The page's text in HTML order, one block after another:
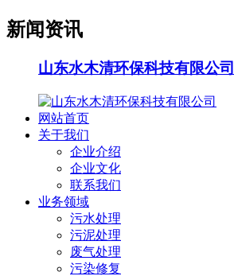
新闻资讯
山东水木清环保科技有限公司
网站首页
关于我们
企业介绍
企业文化
联系我们
业务领域
污水处理
污泥处理
废气处理
污染修复